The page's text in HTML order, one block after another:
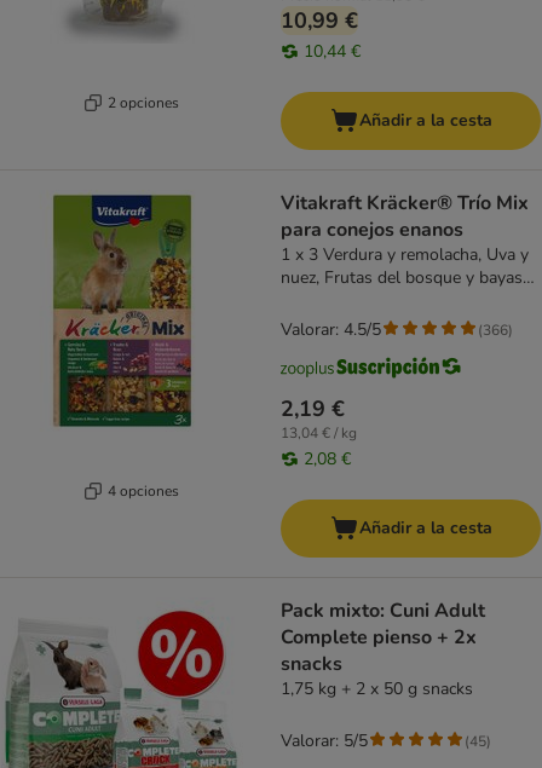
2 opciones
10,99 €
10,44 €
Añadir a la cesta
4 opciones
Vitakraft Kräcker® Trío Mix
para conejos enanos
1 x 3 Verdura y remolacha, Uva y
nuez, Frutas del bosque y bayas
2,19 €
13,04 € / kg
2,08 €
Valorar: 4.5/5 (366)
Añadir a la cesta
Pack mixto: Cuni Adult
Complete pienso + 2x
snacks
1,75 kg + 2 x 50 g snacks
Valorar: 5/5 (45)